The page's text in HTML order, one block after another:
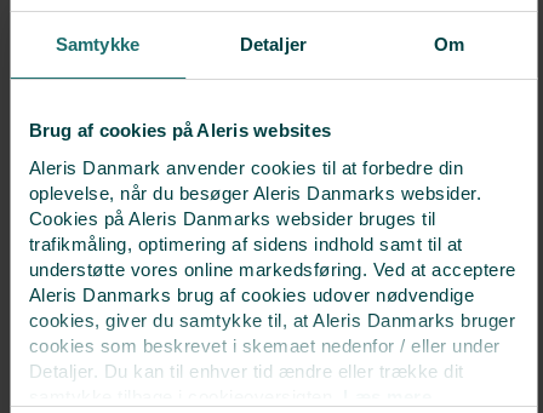
Samtykke Detaljer Om
Brug af cookies på Aleris websites
Aleris Danmark anvender cookies til at forbedre din
oplevelse, når du besøger Aleris Danmarks websider.
Cookies på Aleris Danmarks websider bruges til
trafikmåling, optimering af sidens indhold samt til at
understøtte vores online markedsføring. Ved at acceptere
Aleris Danmarks brug af cookies udover nødvendige
cookies, giver du samtykke til, at Aleris Danmarks bruger
cookies som beskrevet i skemaet nedenfor / eller under
Detaljer. Du kan til enhver tid ændre eller trække dit
kostplaner kan optimeres til de ændrede behov.
sygeforsikringen ”danmark” eller anden sundhedsforsikring.
Kom ind til en samtale